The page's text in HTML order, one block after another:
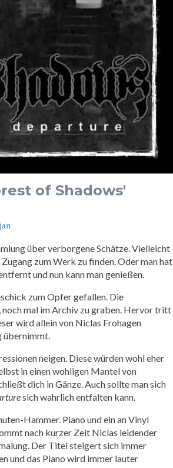
of Shadows'
jan
über verborgene Schätze. Vielleicht
zum Werk zu finden. Oder man hat
und nun kann man genießen.
zum Opfer gefallen. Die
noch mal im Archiv zu graben. Hervor tritt
wird allein von Niclas Frohagen
übernimmt.
neigen. Diese würden wohl eher
in einen wohligen Mantel von
dich in Gänze. Auch sollte man sich
sich wahrlich entfalten kann.
Hammer. Piano und ein an Vinyl
nach kurzer Zeit Niclas leidender
Der Titel steigert sich immer
und das Piano wird immer lauter